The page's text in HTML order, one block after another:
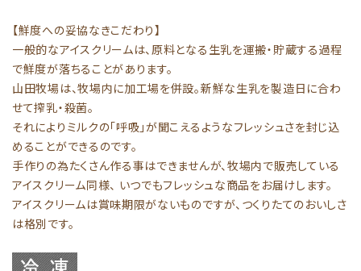
【鮮度への妥協なきこだわり】
一般的なアイスクリームは、原料となる生乳を運搬・貯蔵する過程
で鮮度が落ちることがあります。
山田牧場は、牧場内に加工場を併設。新鮮な生乳を製造日に合わ
せて搾乳・殺菌。
それによりミルクの「呼吸」が聞こえるようなフレッシュさを封じ込
めることができるのです。
手作りの為たくさん作る事はできませんが、牧場内で販売している
アイスクリーム同様、 いつでもフレッシュな商品をお届けします。
アイスクリームは賞味期限がないものですが、つくりたてのおいしさ
は格別です。